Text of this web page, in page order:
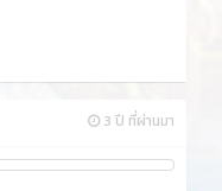
3 ปี ที่ผ่านมา